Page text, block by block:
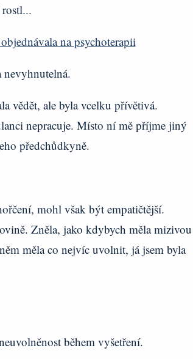
na psychoterapii
nevyhnutelná.
vědět, ale byla vcelku přívětivá.
nepracuje. Místo ní mě příjme jiný
předchůdkyně.
mohl však být empatičtější.
Zněla, jako kdybych měla mizivou
měla co nejvíc uvolnit, já jsem byla
během vyšetření.